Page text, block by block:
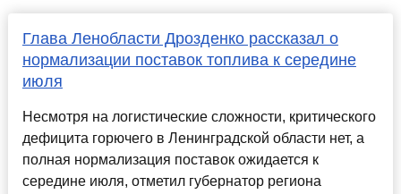
Глава Ленобласти Дрозденко рассказал о
нормализации поставок топлива к середине
июля
Несмотря на логистические сложности, критического
дефицита горючего в Ленинградской области нет, а
полная нормализация поставок ожидается к
середине июля, отметил губернатор региона